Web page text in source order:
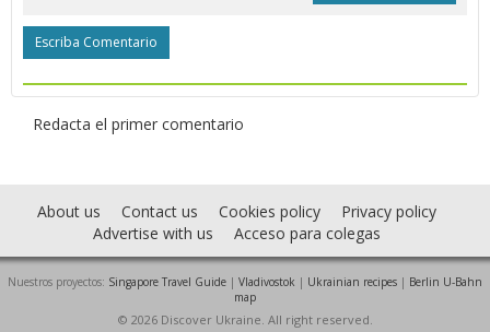
Escriba Comentario
Redacta el primer comentario
About us Contact us Cookies policy
Privacy policy
Advertise with us
Acceso para colegas
Nuestros proyectos: Singapore Travel Guide | Vladivostok | Ukrainian recipes | Berlin U-Bahn
map
© 2026 Discover Ukraine. All right reserved.